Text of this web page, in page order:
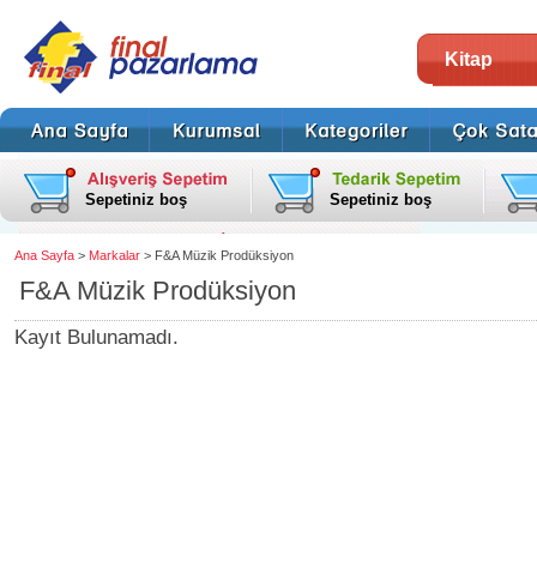
Kitap
Sepetiniz boş Sepetiniz boş
Ana Sayfa > Markalar > F&A Müzik Prodüksiyon
F&A Müzik Prodüksiyon
Kayıt Bulunamadı.